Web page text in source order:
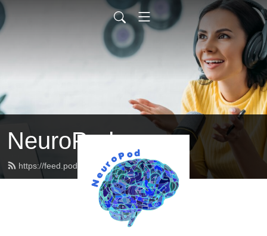
NeuroPod
https://feed.podbean.com/neuropod/feed.xml